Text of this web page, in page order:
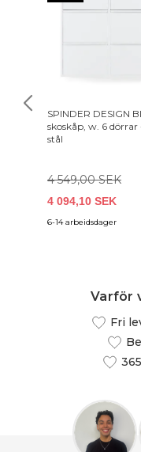
SPINDER DESIGN
skoskåp, w. 6
stål
4 549,00 SEK
4 094,10 SEK
6-14 arbeidsdager
Varför
Fri